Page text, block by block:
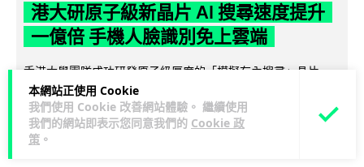
本網站正使用 Cookie
我們使用 Cookie 改善網站體驗。 繼續使用
我們的網站即表示您同意我們的 Cookie 政
策 。
港大研原子級新晶片 AI 搜尋速度提升
一億倍 手機人臉識別免上雲端
香港大學團隊成功研發原子級厚度的「模擬存內搜尋」晶片，
比傳統 CPU 搜尋速度快約 1 億倍，延遲低至 36 皮秒（即
0.00000000... 閱讀全文
381